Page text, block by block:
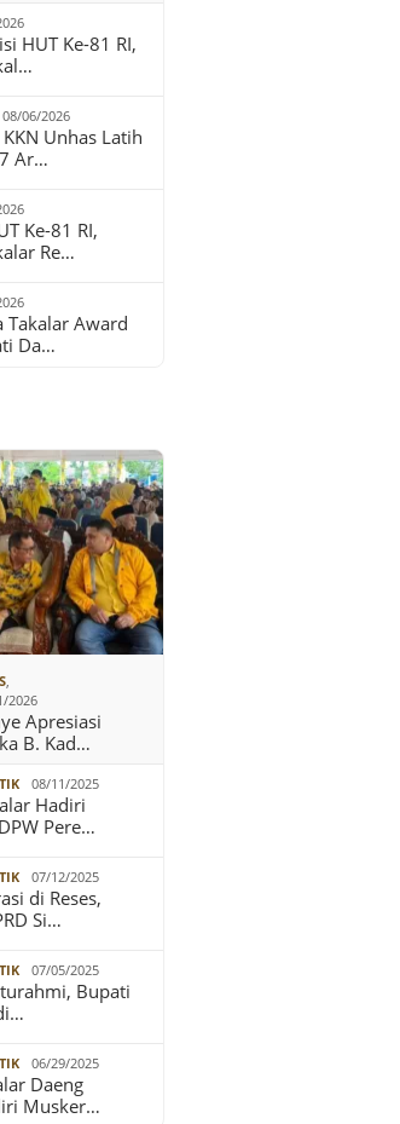
HUT Ke-81 RI,
08/06/2026
Unhas Latih
Ar…
Ke-81 RI,
Re…
Takalar Award
Da…
,
2026
Apresiasi
B. Kad…
08/11/2025
Hadiri
Pere…
07/12/2025
di Reses,
Si…
07/05/2025
Bupati
06/29/2025
Daeng
Musker…